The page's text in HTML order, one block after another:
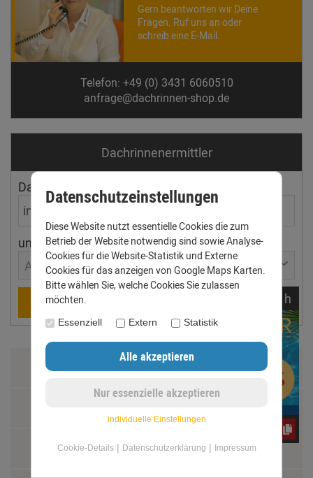
Gern beantworten wir Deine
Fragen. Ruf uns an oder
schreib eine E-Mail.
Telefon: +49 (0) 3431 6060510
anfrage@dachrinnen-shop.de
Dachrinnen­ermittler
Dachfläche Dachneigung
ungefährer Ort
Aachen
Zahlung & Versand
AGB
h
Datenschutzeinstellungen
Diese Website nutzt essentielle Cookies die zum
Betrieb der Website notwendig sind sowie Analyse-
Cookies für die Website-Statistik und Externe
Cookies für das anzeigen von Google Maps Karten.
Bitte wählen Sie, welche Cookies Sie zulassen
möchten.
Essenziell Extern Statistik
individuelle Einstellungen
Cookie-Details| Datenschutzerklärung | Impressum